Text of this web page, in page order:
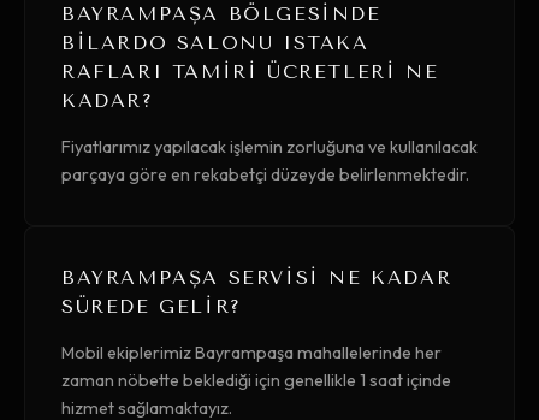
BAYRAMPAŞA BÖLGESINDE
BILARDO SALONU ISTAKA
RAFLARI TAMIRI ÜCRETLERI NE
KADAR?
Fiyatlarımız yapılacak işlemin zorluğuna ve kullanılacak
parçaya göre en rekabetçi düzeyde belirlenmektedir.
BAYRAMPAŞA SERVISI NE KADAR
SÜREDE GELIR?
Mobil ekiplerimiz Bayrampaşa mahallelerinde her
zaman nöbette beklediği için genellikle 1 saat içinde
hizmet sağlamaktayız.